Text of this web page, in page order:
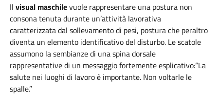
Il visual maschilevuole rappresentare una postura non
consona tenuta durante un’attività lavorativa
caratterizzata dal sollevamento di pesi, postura che peraltro
diventa un elemento identificativo del disturbo. Le scatole
assumono la sembianze di una spina dorsale
rappresentative di un messaggio fortemente esplicativo:“La
salute nei luoghi di lavoro è importante. Non voltarle le
spalle.”